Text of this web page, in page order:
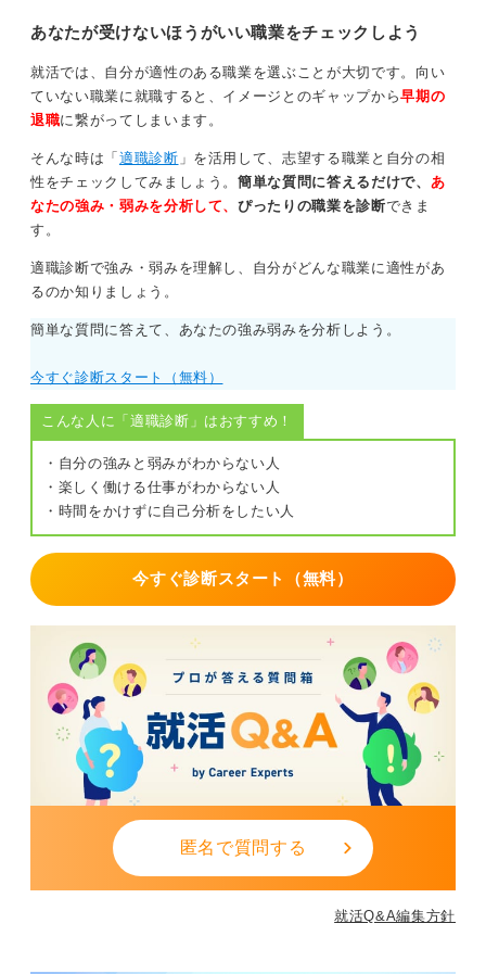
あなたが受けないほうがいい職業をチェックしよう
就活では、自分が適性のある職業を選ぶことが大切です。向い
ていない職業に就職すると、イメージとのギャップから早期の
退職に繋がってしまいます。
そんな時は「 適職診断 」を活用して、志望する職業と自分の相
性をチェックしてみましょう。簡単な質問に答えるだけで、 あ
なたの強み・弱みを分析して、ぴったりの職業を診断できま
す。
適職診断で強み・弱みを理解し、自分がどんな職業に適性があ
るのか知りましょう。
簡単な質問に答えて、あなたの強み弱みを分析しよう。
今すぐ診断スタート（無料）
こんな人に「適職診断」はおすすめ！
・自分の強みと弱みがわからない人
・楽しく働ける仕事がわからない人
・時間をかけずに自己分析をしたい人
今すぐ診断スタート（無料）
匿名で質問する
就活Q&A編集方針